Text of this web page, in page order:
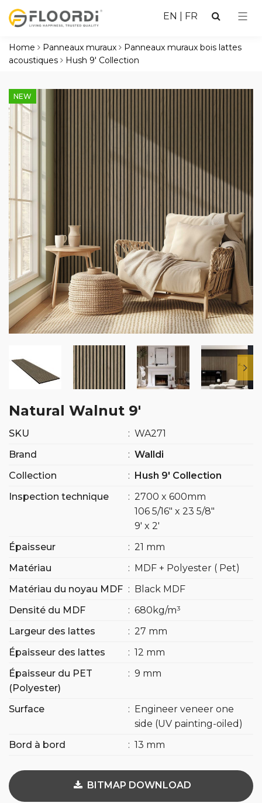
EN FR
Home Panneaux muraux
Panneaux muraux bois lattes
acoustiques
Hush 9' Collection
NEW
Natural Walnut 9′
SKU : WA271
Brand
: Walldi
Collection
: Hush 9′ Collection
Inspection technique
: 2700 x 600mm
106 5/16″ x 23 5/8″
9′ x 2′
Épaisseur
: 21 mm
Matériau
: MDF + Polyester ( Pet)
Matériau du noyau MDF : Black MDF
Densité du MDF
: 680kg/m³
Largeur des lattes
: 27 mm
Épaisseur des lattes
: 12 mm
Épaisseur du PET
(Polyester)
: 9 mm
Surface : Engineer veneer one
side (UV painting-oiled)
Bord à bord
: 13 mm
BITMAP DOWNLOAD